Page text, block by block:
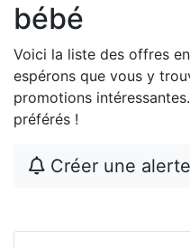
bébé
Voici la liste des offres
espérons que vous y
promotions
préférés !
Créer une alerte